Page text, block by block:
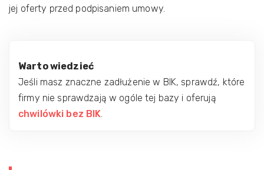
jej oferty przed podpisaniem umowy.
Warto wiedzieć
Jeśli masz znaczne zadłużenie w BIK, sprawdź, które
firmy nie sprawdzają w ogóle tej bazy i oferują
chwilówki bez BIK.